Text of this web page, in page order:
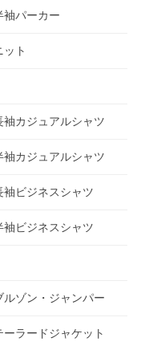
袖パーカー
ット
袖カジュアルシャツ
袖カジュアルシャツ
袖ビジネスシャツ
袖ビジネスシャツ
ルゾン・ジャンパー
ーラードジャケット